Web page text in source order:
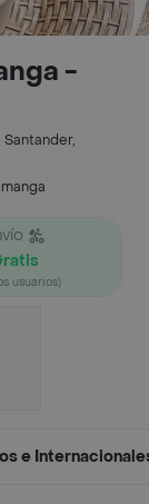
-
usuarios)
e